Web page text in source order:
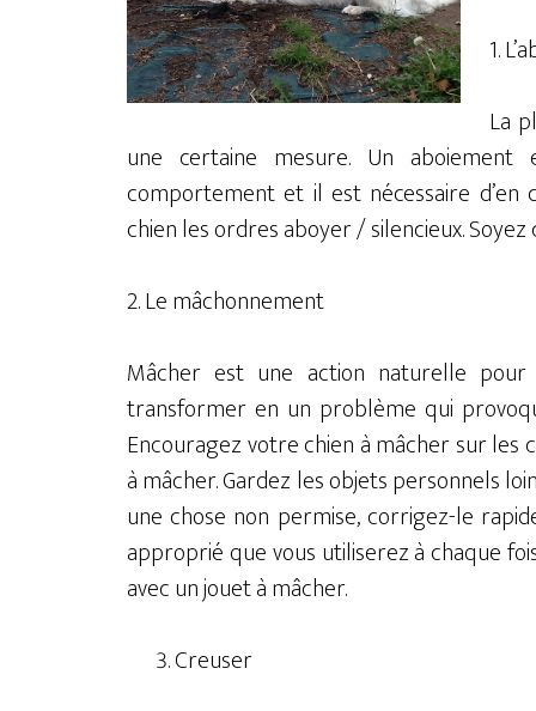
1.
La
une certaine mesure. Un
comportement et il est nécessaire d’en
chien les ordres aboyer / silencieux.
2. Le mâchonnement
Mâcher est une action naturelle
transformer en un problème qui
Encouragez votre chien à mâcher sur les
à mâcher. Gardez les objets personnels
une chose non permise, corrigez-le
approprié que vous utiliserez à chaque
avec un jouet à mâcher.
Creuser